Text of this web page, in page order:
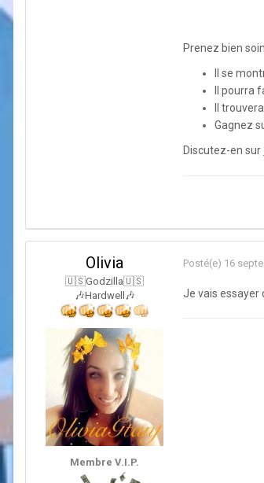
Prenez bien
Il se
Il pourra
Il
Gagnez
Discutez-en sur
Olivia
🇺🇸Godzilla🇺🇸
🎶Hardwell🎶
Membre V.I.P.
Posté(e) 16
Je vais essayer